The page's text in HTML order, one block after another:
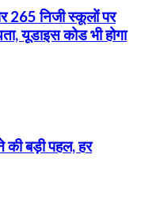
265 निजी स्कूलों पर
यूडाइस कोड भी होगा
की बड़ी पहल, हर